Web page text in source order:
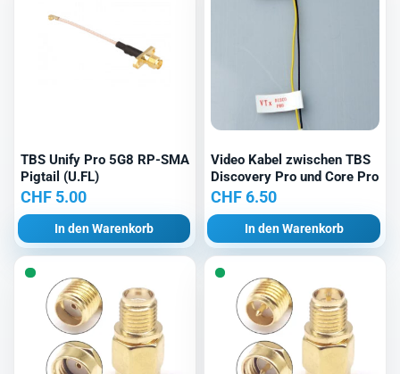
TBS Unify Pro 5G8 RP-SMA
Pigtail (U.FL)
CHF 5.00
In den Warenkorb
Video Kabel zwischen TBS
Discovery Pro und Core Pro
CHF6.50
In den Warenkorb